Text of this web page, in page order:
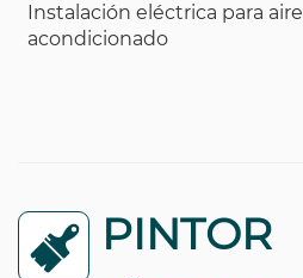
Instalación eléctrica para aire
acondicionado
PINTOR